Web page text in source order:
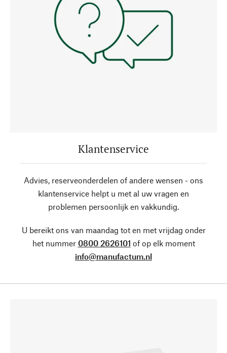
Klantenservice
Advies, reserveonderdelen of andere wensen - ons
klantenservice helpt u met al uw vragen en
problemen persoonlijk en vakkundig.
U bereikt ons van maandag tot en met vrijdag onder
het nummer 0800 2626101 of op elk moment
info@manufactum.nl